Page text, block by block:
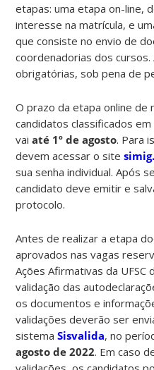
etapas: uma etapa on-line,
interesse na matrícula, e
que consiste no envio de
coordenadorias dos
obrigatórias, sob pena de
O prazo da etapa online de
candidatos classificados
vaiaté 1º de agosto. Para
devem acessar o site
sua senha individual. Após
candidato deve emitir e
protocolo.
Antes de realizar a etapa
aprovados nas vagas
Ações Afirmativas da UFSC
validação das
os documentos e
validações deverão ser
sistemaSisvalida, no
agosto de 2022. Em caso